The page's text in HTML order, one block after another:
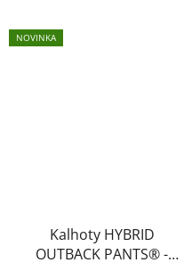
NOVINKA
Kalhoty HYBRID
OUTBACK PANTS® -